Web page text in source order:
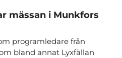
mässan i Munkfors
programledare från
bland annat Lyxfällan